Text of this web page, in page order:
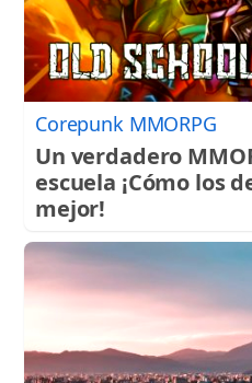
Corepunk MMORPG
Un verdadero
escuela ¡Cómo los
mejor!